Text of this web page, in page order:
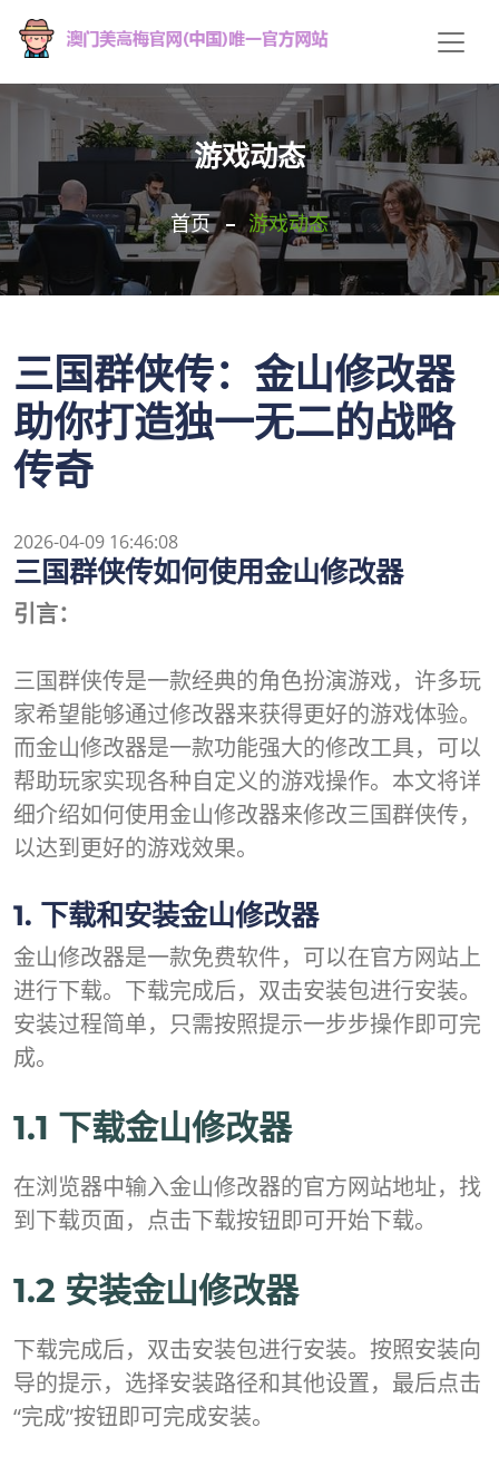
游戏动态
首页 游戏动态
三国群侠传：金山修改器
助你打造独一无二的战略
传奇
2026-04-09 16:46:08
三国群侠传如何使用金山修改器
引言：
三国群侠传是一款经典的角色扮演游戏，许多玩
家希望能够通过修改器来获得更好的游戏体验。
而金山修改器是一款功能强大的修改工具，可以
帮助玩家实现各种自定义的游戏操作。本文将详
细介绍如何使用金山修改器来修改三国群侠传，
以达到更好的游戏效果。
1. 下载和安装金山修改器
金山修改器是一款免费软件，可以在官方网站上
进行下载。下载完成后，双击安装包进行安装。
安装过程简单，只需按照提示一步步操作即可完
成。
1.1 下载金山修改器
在浏览器中输入金山修改器的官方网站地址，找
到下载页面，点击下载按钮即可开始下载。
1.2 安装金山修改器
下载完成后，双击安装包进行安装。按照安装向
导的提示，选择安装路径和其他设置，最后点击
“完成”按钮即可完成安装。